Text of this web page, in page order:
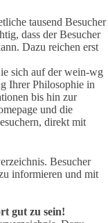
tausend Besucher
dass der Besucher
Dazu reichen erst
sich auf der wein-wg
Ihrer Philosophie in
bis hin zur
und die
direkt mit
Besucher
informieren und mit
gut zu sein!